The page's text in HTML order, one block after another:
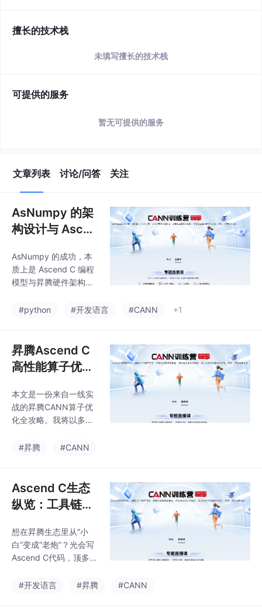
擅长的技术栈
未填写擅长的技术栈
可提供的服务
暂无可提供的服务
文章列表 讨论/问答 关注
AsNumpy 的架
构设计与 Ascen
能：从 Python
生态到 NPU 原
革命
AsNumpy 的成功，本
质上是 Ascend C 编程
模型与昇腾硬件架构深
一套精巧的分层架构，
的执行效率（Ascend C
Kernel）做到了极佳的
平衡。核心价值：它为
供了一个“零学习成本”​
的 NPU 加速通道，是
推动 AI 计算普惠化的关
着 CANN 的全面开源，
#python #开发语言 #CANN +1
昇腾Ascend C
高性能算子优
与计算墙的深度
实践
本文是一份来自一线实
战的昇腾CANN算子优
化全攻略。我将以多年
算两大核心矛盾——内
系统化攻克它们的完整
方法论。文章将彻底避
开空洞理论，聚焦于我
nsformer等大模型关键
算子时，那些真正起作
用的技术细节、踩过的
法。从性能分析定位、
#昇腾 #CANN
Ascend C生态
纵览：工具链、
学习路径
想在昇腾生态里从“小
白”变成“老炮”？光会写
Ascend C代码，顶多算
手，得是“生态玩家”。
#开发语言 #昇腾 #CANN